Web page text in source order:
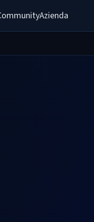
Azienda